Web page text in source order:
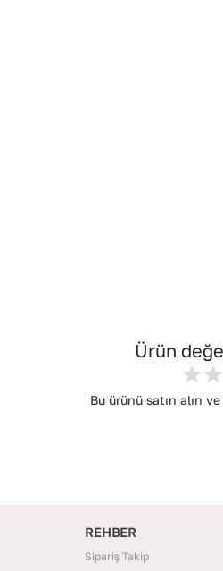
Ürün
Bu ürünü satın alın
REHBER
Sipariş Takip